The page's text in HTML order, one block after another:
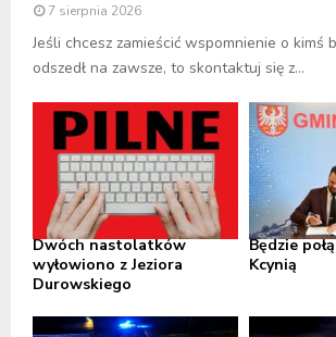
7 sierpnia 2026
Jeśli chcesz zamieścić wspomnienie o kimś
odszedł na zawsze, to skontaktuj się z...
Dwóch nastolatków
wyłowiono z Jeziora
Durowskiego
Będzie
Kcynią